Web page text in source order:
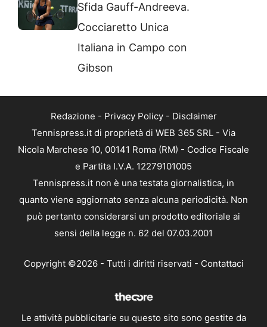
Sfida Gauff-Andreeva.
Cocciaretto Unica
Italiana in Campo con
Gibson
Redazione - Privacy Policy- Disclaimer
Tennispress.it di proprietà di WEB 365 SRL - Via
Nicola Marchese 10, 00141 Roma (RM) - Codice Fiscale
e Partita I.V.A. 12279101005
Tennispress.it non è una testata giornalistica, in
quanto viene aggiornato senza alcuna periodicità. Non
può pertanto considerarsi un prodotto editoriale ai
sensi della legge n. 62 del 07.03.2001
Copyright ©2026 - Tutti i diritti riservati - Contattaci
Le attività pubblicitarie su questo sito sono gestite da